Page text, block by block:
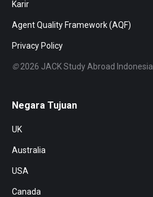
Karir
Agent Quality Framework (AQF)
Privacy Policy
©2026 JACK Study Abroad Indonesia
Negara Tujuan
UK
Australia
USA
Canada